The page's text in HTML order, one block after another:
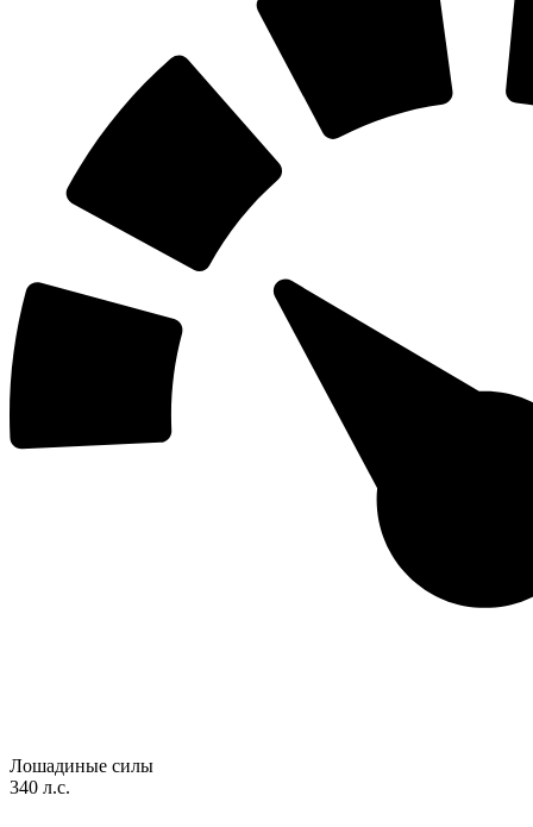
Лошадиные силы
340 л.с.